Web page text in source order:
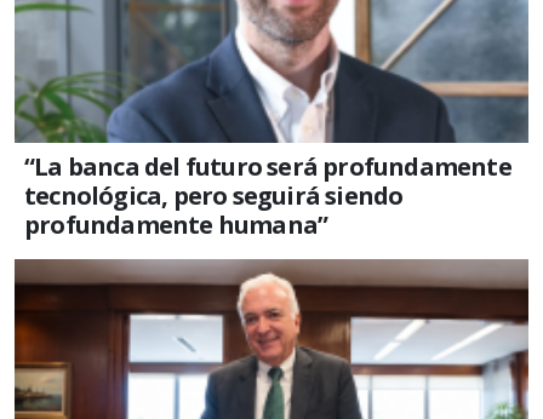
“La banca del futuro será profundamente
tecnológica, pero seguirá siendo
profundamente humana”